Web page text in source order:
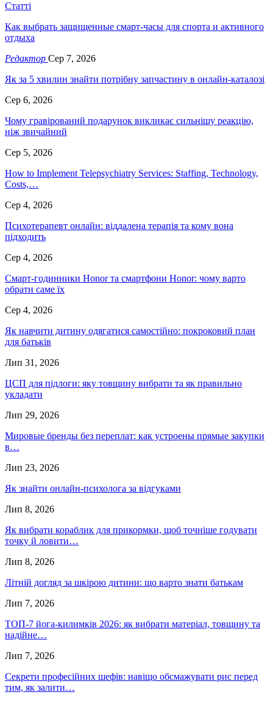
Статті
Как выбрать защищенные смарт-часы для спорта и активного
отдыха
Редактор Сер 7, 2026
Як за 5 хвилин знайти потрібну запчастину в онлайн-каталозі
Сер 6, 2026
Чому гравірований подарунок викликає сильнішу реакцію,
ніж звичайний
Сер 5, 2026
How to Implement Telepsychiatry Services: Staffing, Technology,
Costs,…
Сер 4, 2026
Психотерапевт онлайн: віддалена терапія та кому вона
підходить
Сер 4, 2026
Смарт-годинники Honor та смартфони Honor: чому варто
обрати саме їх
Сер 4, 2026
Як навчити дитину одягатися самостійно: покроковий план
для батьків
Лип 31, 2026
ЦСП для підлоги: яку товщину вибрати та як правильно
укладати
Лип 29, 2026
Мировые бренды без переплат: как устроены прямые закупки
в…
Лип 23, 2026
Як знайти онлайн-психолога за відгуками
Лип 8, 2026
Як вибрати кораблик для прикормки, щоб точніше годувати
точку й ловити…
Лип 8, 2026
Літній догляд за шкірою дитини: що варто знати батькам
Лип 7, 2026
ТОП-7 йога-килимків 2026: як вибрати матеріал, товщину та
надійне…
Лип 7, 2026
Секрети професійних шефів: навіщо обсмажувати рис перед
тим, як залити…